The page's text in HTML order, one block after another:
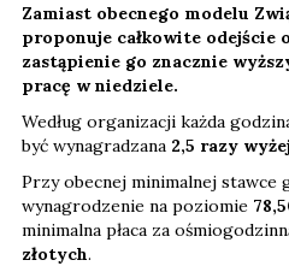
Zamiast obecnego modelu
proponuje całkowite odejście
zastąpienie go znacznie
pracę w niedziele.
Według organizacji każda
być wynagradzana 2,5 razy wyżej
Przy obecnej minimalnej stawce
wynagrodzenie na poziomie
minimalna płaca za
złotych.